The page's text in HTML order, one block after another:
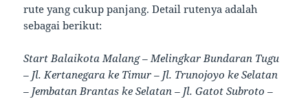
rute yang cukup panjang. Detail rutenya adalah
sebagai berikut:
Start Balaikota Malang – Melingkar Bundaran Tugu
– Jl. Kertanegara ke Timur – Jl. Trunojoyo ke Selatan
– Jembatan Brantas ke Selatan – Jl. Gatot Subroto –